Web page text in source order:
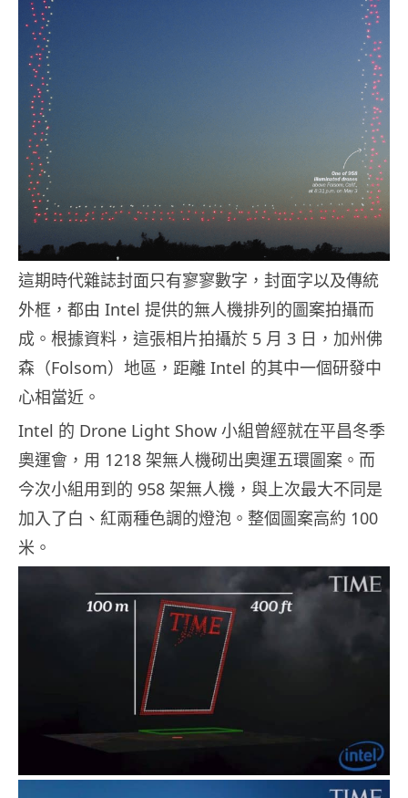
這期時代雜誌封面只有寥寥數字，封面字以及傳統
外框，都由 Intel 提供的無人機排列的圖案拍攝而
成。根據資料，這張相片拍攝於 5 月 3 日，加州佛
森（Folsom）地區，距離 Intel 的其中一個研發中
心相當近。
Intel 的 Drone Light Show 小組曾經就在平昌冬季
奧運會，用 1218 架無人機砌出奧運五環圖案。而
今次小組用到的 958 架無人機，與上次最大不同是
加入了白、紅兩種色調的燈泡。整個圖案高約 100
米。